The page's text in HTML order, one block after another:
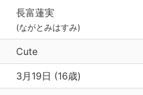
長富蓮実
(ながとみはすみ)
Cute
3月19日 (16歳)